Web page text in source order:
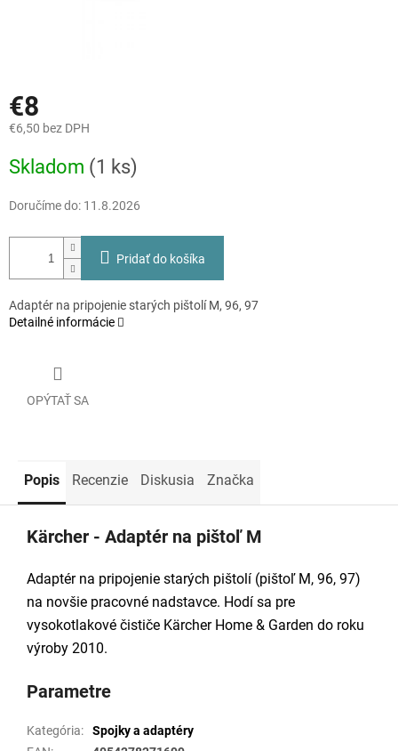
€8
€6,50 bez DPH
cena:
Skladom (1 ks)
Doručíme do: 11.8.2026
Pridať do košíka
Adaptér na pripojenie starých pištolí M, 96, 97
Detailné informácie
OPÝTAŤ SA
Popis Recenzie Diskusia Značka
Kärcher - Adaptér na pištoľ M
Adaptér na pripojenie starých pištolí (pištoľ M, 96, 97)
na novšie pracovné nadstavce. Hodí sa pre
vysokotlakové čističe Kärcher Home & Garden do roku
výroby 2010.
Parametre
Kategória:
Spojky a adaptéry